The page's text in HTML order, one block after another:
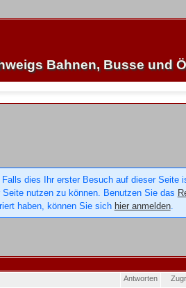
Bahnen, Busse und
dies Ihr erster Besuch auf dieser Seite
nutzen zu können. Benutzen Sie das
haben, können Sie sich hier anmelden.
Antworten